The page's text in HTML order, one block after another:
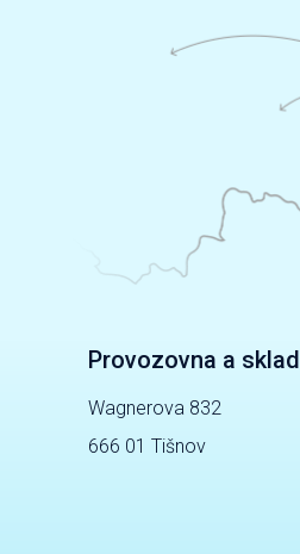
Provozovna a sklad
Wagnerova 832
666 01 Tišnov